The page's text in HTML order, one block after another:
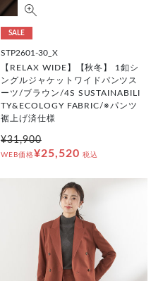
SALE
STP2601-30_X
【RELAX WIDE】【秋冬】 1釦シ
ングルジャケットワイドパンツス
ーツ/ブラウン/4S SUSTAINABILI
TY&ECOLOGY FABRIC/※パンツ
裾上げ済仕様
¥31,900
WEB価格¥25,520 税込